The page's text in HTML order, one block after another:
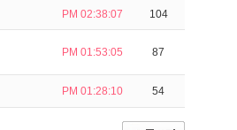
PM 02:38:07 104
PM 01:53:05 87
PM 01:28:10 54